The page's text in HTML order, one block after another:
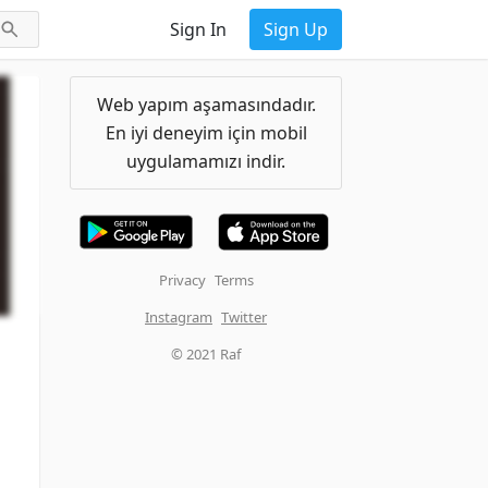
Sign In Sign Up
Web yapım aşamasındadır.
En iyi deneyim için mobil
uygulamamızı indir.
Privacy Terms
Instagram Twitter
© 2021 Raf